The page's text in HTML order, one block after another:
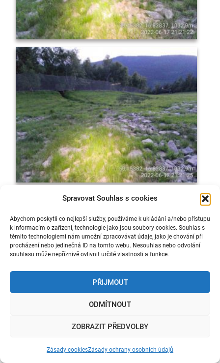
Spravovat Souhlas s cookies
Abychom poskytli co nejlepší služby, používáme k ukládání a/nebo přístupu
k informacím o zařízení, technologie jako jsou soubory cookies. Souhlas s
těmito technologiemi nám umožní zpracovávat údaje, jako je chování při
procházení nebo jedinečná ID na tomto webu. Nesouhlas nebo odvolání
souhlasu může nepříznivě ovlivnit určité vlastnosti a funkce.
PŘIJMOUT
ODMÍTNOUT
ZOBRAZIT PŘEDVOLBY
Zásady cookiesZásady ochrany osobních údajů